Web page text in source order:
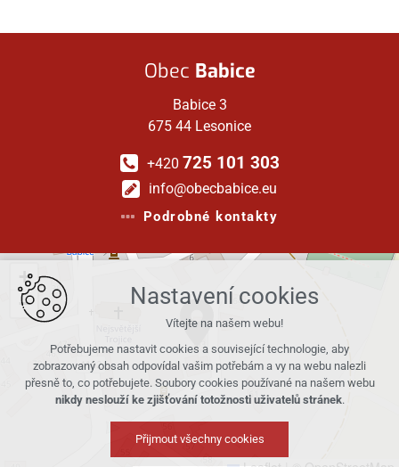
Obec Babice
Babice 3
675 44 Lesonice
+420 725 101 303
info@obecbabice.eu
Podrobné kontakty
+
−
Nastavení cookies
Vítejte na našem webu!
Potřebujeme nastavit cookies a související technologie, aby
zobrazovaný obsah odpovídal vašim potřebám a vy na webu nalezli
přesně to, co potřebujete. Soubory cookies používané na našem webu
nikdy neslouží ke zjišťování totožnosti uživatelů stránek.
Přijmout všechny cookies